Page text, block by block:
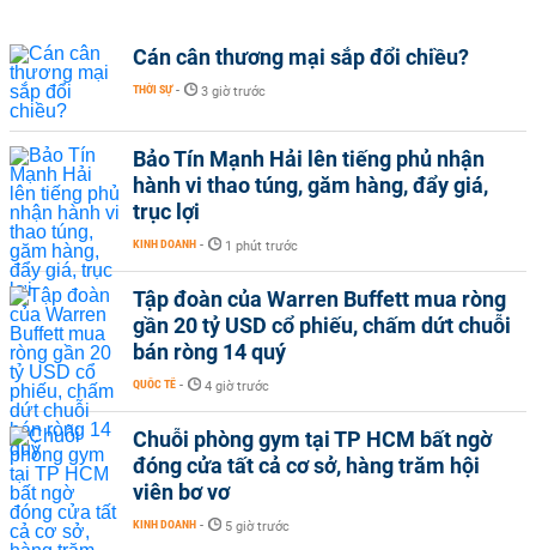
Cán cân thương mại sắp đổi chiều?
THỜI SỰ - 3 giờ trước
Bảo Tín Mạnh Hải lên tiếng phủ nhận
hành vi thao túng, găm hàng, đẩy giá,
trục lợi
KINH DOANH - 1 phút trước
Tập đoàn của Warren Buffett mua ròng
gần 20 tỷ USD cổ phiếu, chấm dứt chuỗi
bán ròng 14 quý
QUỐC TẾ - 4 giờ trước
Chuỗi phòng gym tại TP HCM bất ngờ
đóng cửa tất cả cơ sở, hàng trăm hội
viên bơ vơ
KINH DOANH - 5 giờ trước